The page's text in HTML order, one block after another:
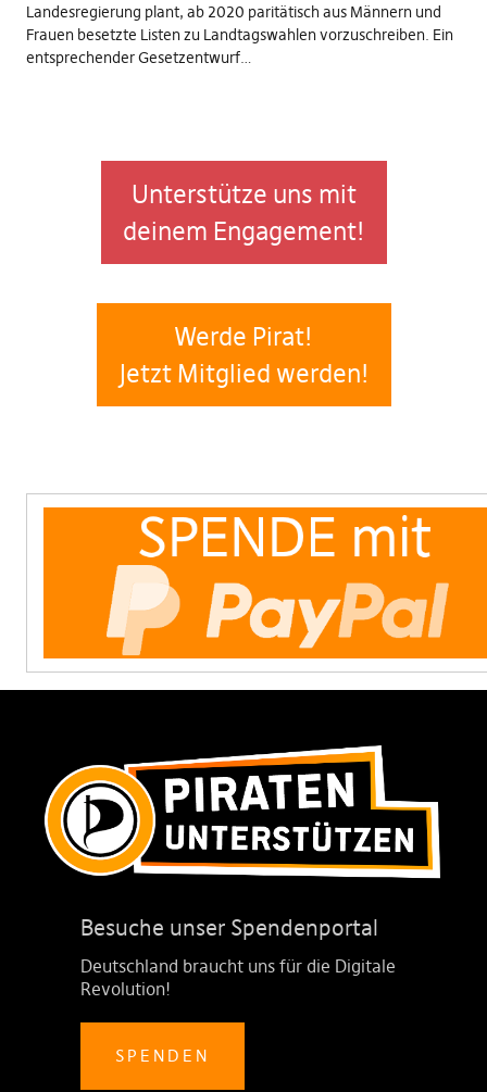
Landesregierung plant, ab 2020 paritätisch aus Männern und
Frauen besetzte Listen zu Landtagswahlen vorzuschreiben. Ein
entsprechender Gesetzentwurf…
Unterstütze uns mit
deinem Engagement!
Werde Pirat!
Jetzt Mitglied werden!
Besuche unser Spendenportal
Deutschland braucht uns für die Digitale
Revolution!
SPENDEN